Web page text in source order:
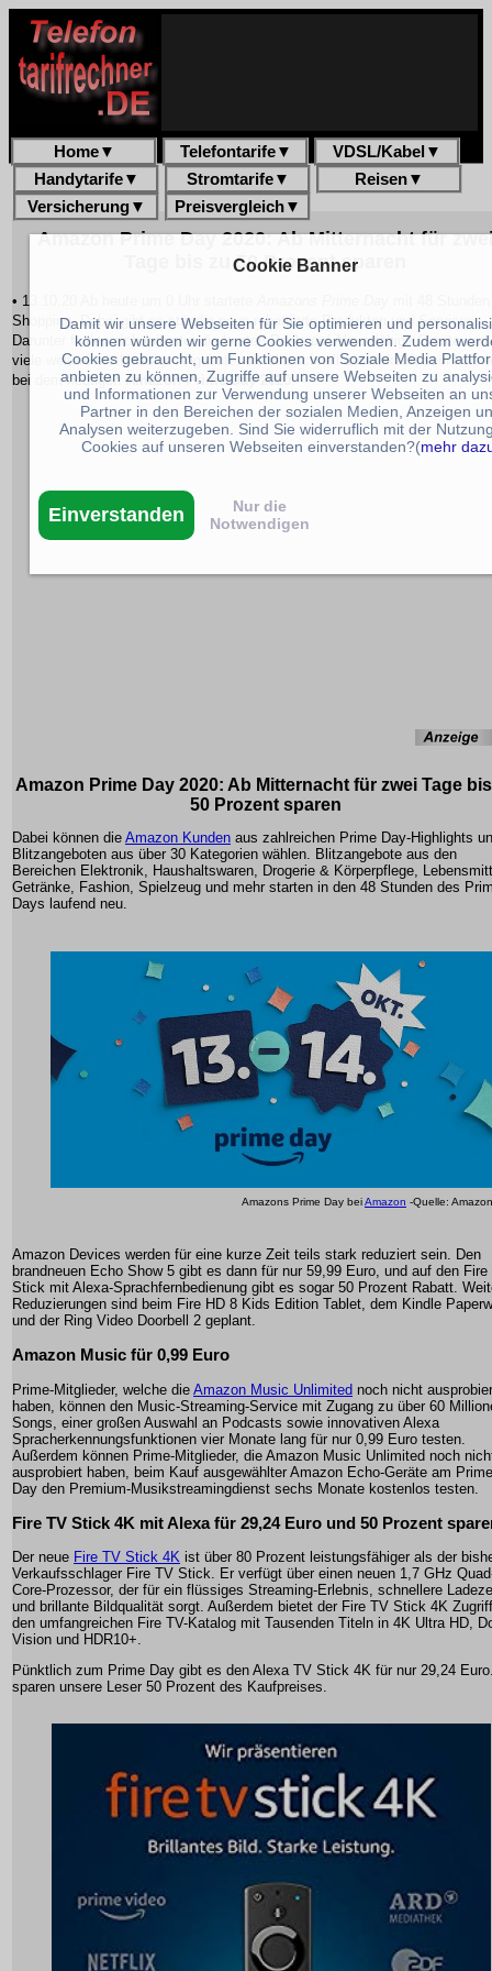
Home▼ Telefontarife▼ VDSL/Kabel ▼
Handytarife▼ Stromtarife▼ Reisen▼
Versicherung▼ Preisvergleich▼
Amazon Prime Day 2020: Ab Mitternacht für
Tage bis zu 50 Prozent sparen
• 13.10.20 Ab heute um 0 Uhr startete
Shopping. Dabei gibt es ständig neue rabattierte Produkten und Services.
Darunter finden sich mitunter die besten Deals auf Alexa-fähige Geräte und
viele weitere erstklassige Angebote, die blitzschnell ausverkauft sein
bei dem heutigen Amazon Prime Day 2020 .
Amazon Prime Day 2020: Ab Mitternacht für zwei Tage
50 Prozent sparen
Dabei können die Amazon Kunden aus zahlreichen Prime Day-Highlights
Blitzangeboten aus über 30 Kategorien wählen. Blitzangebote aus den
Bereichen Elektronik, Haushaltswaren, Drogerie & Körperpflege,
Getränke, Fashion, Spielzeug und mehr starten in den 48 Stunden des
Days laufend neu.
Amazons Prime Day beiAmazon -Quelle: Amazon
Amazon Devices werden für eine kurze Zeit teils stark reduziert sein. Den
brandneuen Echo Show 5 gibt es dann für nur 59,99 Euro, und auf den Fire
Stick mit Alexa-Sprachfernbedienung gibt es sogar 50 Prozent Rabatt.
Reduzierungen sind beim Fire HD 8 Kids Edition Tablet, dem Kindle
und der Ring Video Doorbell 2 geplant.
Amazon Music für 0,99 Euro
Prime-Mitglieder, welche die Amazon Music Unlimited noch nicht
haben, können den Music-Streaming-Service mit Zugang zu über 60
Songs, einer großen Auswahl an Podcasts sowie innovativen Alexa
Spracherkennungsfunktionen vier Monate lang für nur 0,99 Euro testen.
Außerdem können Prime-Mitglieder, die Amazon Music Unlimited noch
ausprobiert haben, beim Kauf ausgewählter Amazon Echo-Geräte am Prime
Day den Premium-Musikstreamingdienst sechs Monate kostenlos testen.
Fire TV Stick 4K mit Alexa für 29,24 Euro und 50 Prozent
Der neue Fire TV Stick 4K ist über 80 Prozent leistungsfähiger als der
Verkaufsschlager Fire TV Stick. Er verfügt über einen neuen 1,7 GHz
Core-Prozessor, der für ein flüssiges Streaming-Erlebnis, schnellere
und brillante Bildqualität sorgt. Außerdem bietet der Fire TV Stick 4K
den umfangreichen Fire TV-Katalog mit Tausenden Titeln in 4K Ultra HD,
Vision und HDR10+.
Pünktlich zum Prime Day gibt es den Alexa TV Stick 4K für nur 29,24
sparen unsere Leser 50 Prozent des Kaufpreises.
Cookie Banner
Damit wir unsere Webseiten für Sie optimieren und
können würden wir gerne Cookies verwenden. Zudem
Cookies gebraucht, um Funktionen von Soziale Media
anbieten zu können, Zugriffe auf unsere Webseiten zu
und Informationen zur Verwendung unserer Webseiten an
Partner in den Bereichen der sozialen Medien, Anzeigen
Analysen weiterzugeben. Sind Sie widerruflich mit der
Cookies auf unseren Webseiten einverstanden?(mehr
Einverstanden
Nur die
Notwendigen